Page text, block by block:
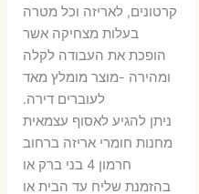
קרטונים, לאריזה וכל מטרה
בעלות מצחיקה אשר
הופכת את העבודה לקלה
ומהירה -מוצר מומלץ מאד
לעוברים דירה.
ניתן להגיע לאסוף עצמאית
מחנות חומרי אריזה ברחוב
חרמון 4 בני ברק או
בהזמנת שליח עד הבית או